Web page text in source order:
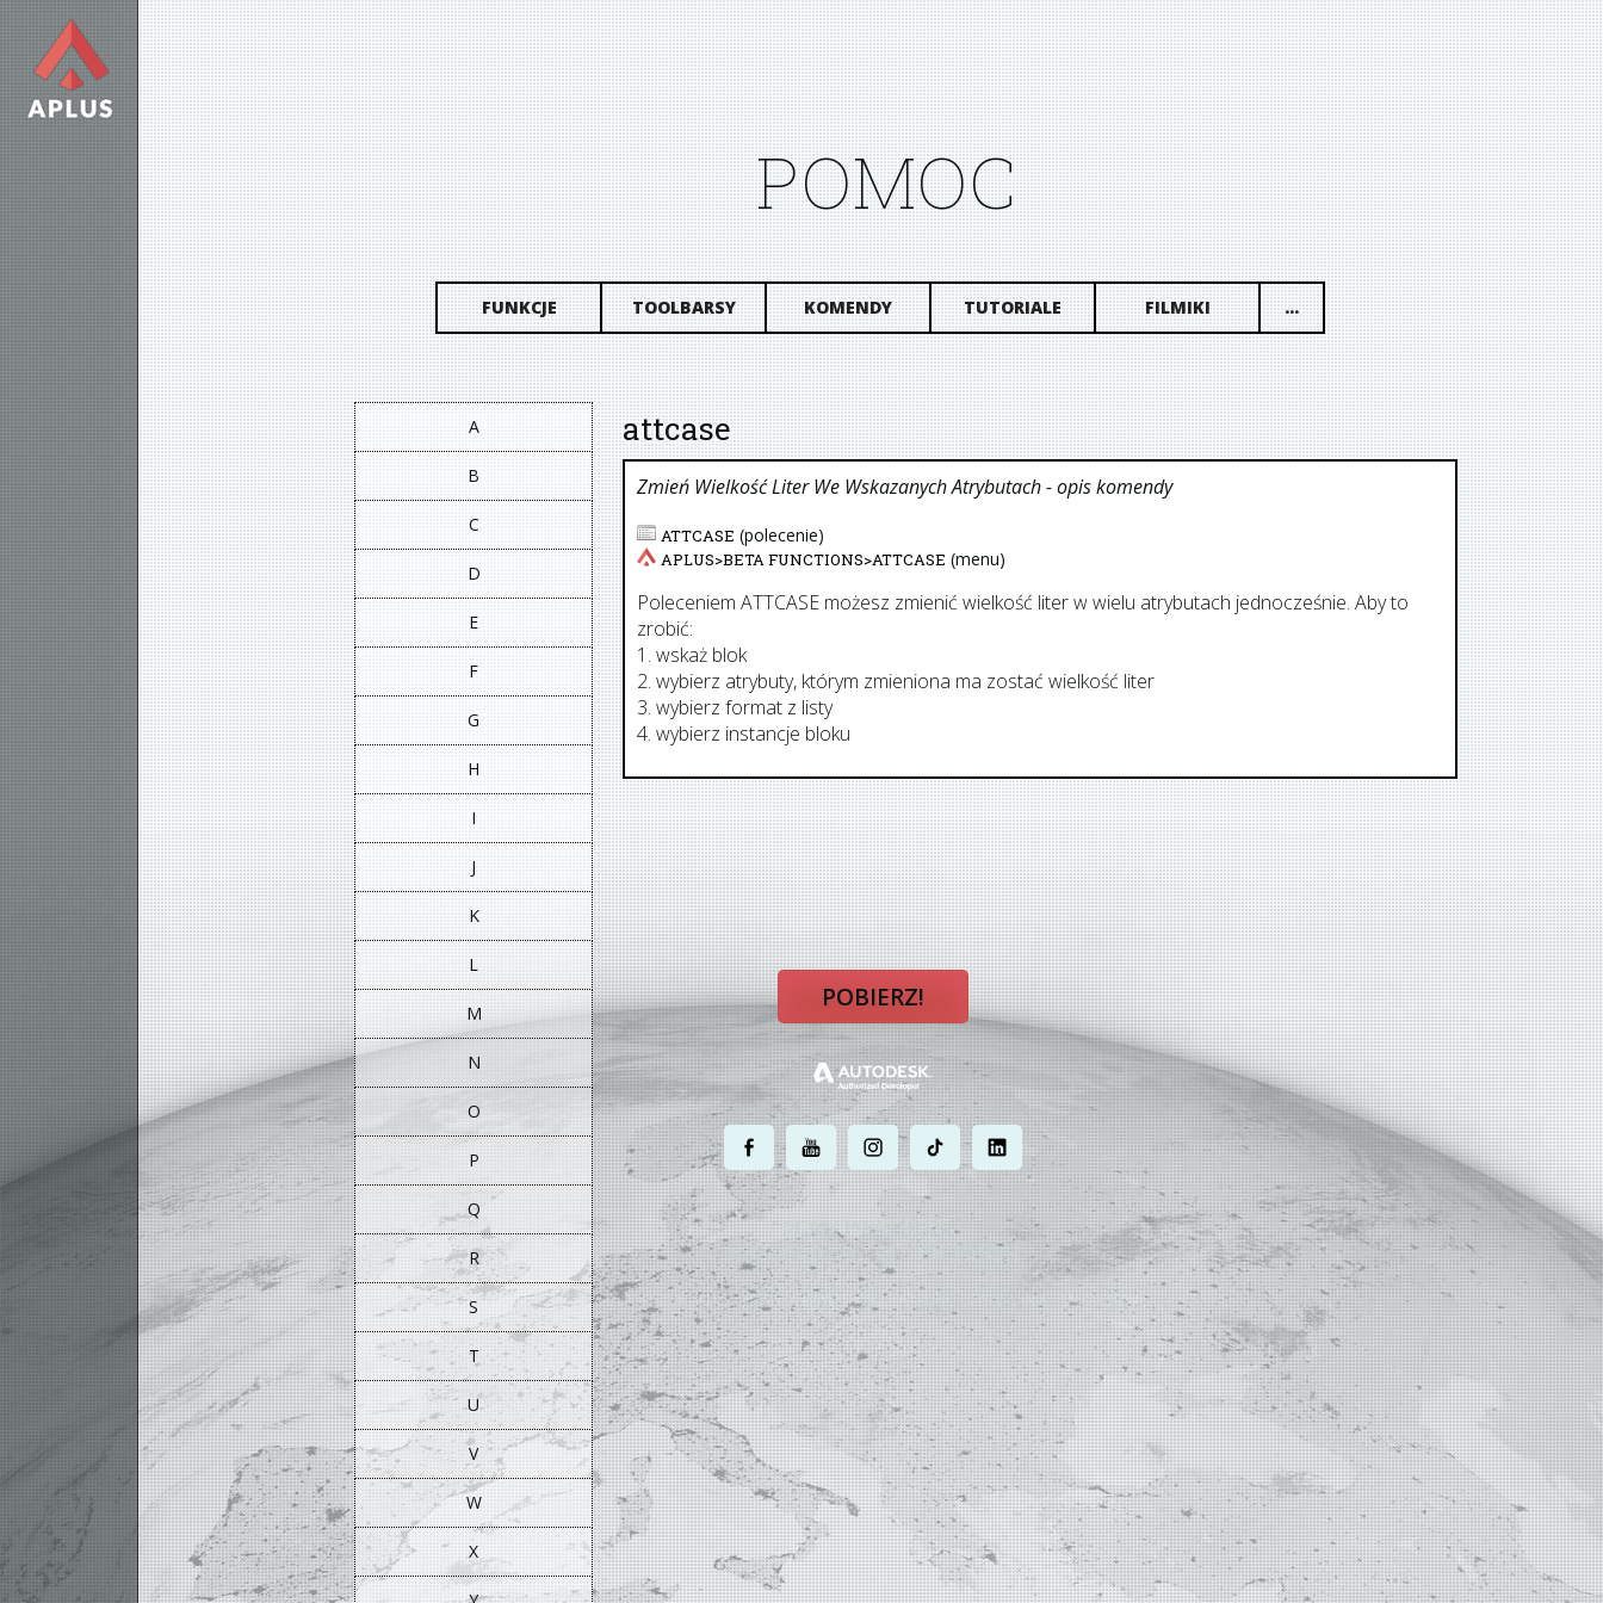
POMOC
FUNKCJE TOOLBARSY KOMENDY TUTORIALE FILMIKI ...
A
B
C
D
E
F
G
H
I
J
K
L
M
N
O
P
Q
R
S
T
U
V
W
X
attcase
Zmień Wielkość Liter We Wskazanych Atrybutach- opis komendy
ATTCASE (polecenie)
APLUS>BETA FUNCTIONS>ATTCASE (menu)
Poleceniem ATTCASE możesz zmienić wielkość liter w wielu atrybutach jednocześnie. Aby to
zrobić:
1. wskaż blok
2. wybierz atrybuty, którym zmieniona ma zostać wielkość liter
3. wybierz format z listy
4. wybierz instancje bloku
POBIERZ!
. . . . .
MOST POWERFUL
AUTOCAD ADD-ONON EARTH
©2004 - 2026 APLUS ·POLITYKA PRYWATNOŚCI·WARUNKI UŻYTKOWANIA·MAPA STRONY